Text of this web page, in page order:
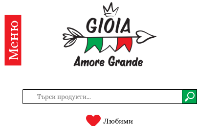
Категории
Продукти
нас
Меню
Любими